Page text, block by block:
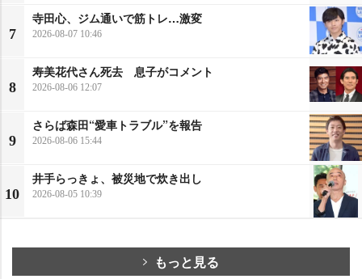
7
寺田心、ジム通いで筋トレ…激変
2026-08-07 10:46
8
寿美花代さん死去 息子がコメント
2026-08-06 12:07
9
さらば森田“愛車トラブル”を報告
2026-08-06 15:44
10
井手らっきょ、被災地で炊き出し
2026-08-05 10:39
もっと見る